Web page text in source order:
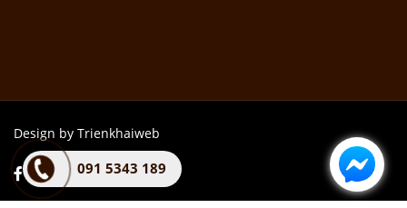
Design by Trienkhaiweb
091 5343 189